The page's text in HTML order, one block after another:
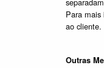
Para mais
ao cliente.
Outras